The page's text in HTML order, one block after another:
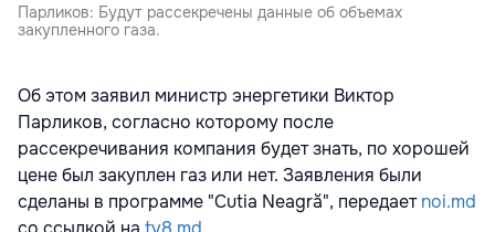
Парликов: Будут рассекречены данные об объемах
закупленного газа.
Об этом заявил министр энергетики Виктор
Парликов, согласно которому после
рассекречивания компания будет знать, по хорошей
цене был закуплен газ или нет. Заявления были
сделаны в программе "Cutia Neagră", передаетnoi.md